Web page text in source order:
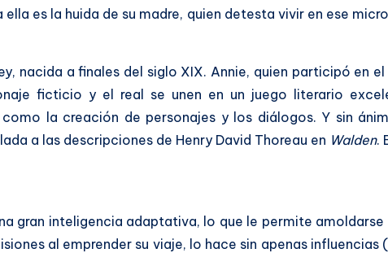
es la huida de su madre, quien detesta vivir en ese
nacida a finales del siglo XIX. Annie, quien participó en
ficticio y el real se unen en un juego literario
la creación de personajes y los diálogos. Y sin
a las descripciones de Henry David Thoreau en Walden.
gran inteligencia adaptativa, lo que le permite
al emprender su viaje, lo hace sin apenas